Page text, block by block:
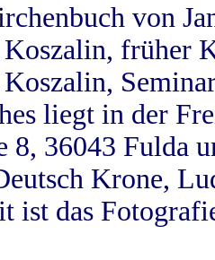
von
Koszalin, früher
liegt in der
8, 36043 Fulda
Krone,
ist das